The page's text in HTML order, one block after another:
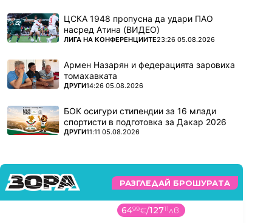
ЦСКА 1948 пропусна да удари ПАО
насред Атина (ВИДЕО)
ПОВЕЧЕ ОТ
ЛИГА НА КОНФЕРЕНЦИИТЕ23:26 05.08.2026
Армен Назарян и федерацията заровиха
томахавката
ПОВЕЧЕ ОТ
ДРУГИ14:26 05.08.2026
БОК осигури стипендии за 16 млади
спортисти в подготовка за Дакар 2026
ПОВЕЧЕ ОТ
ДРУГИ11:11 05.08.2026
РАЗГЛЕДАЙ БРОШУРАТА
6499€/12711лв.